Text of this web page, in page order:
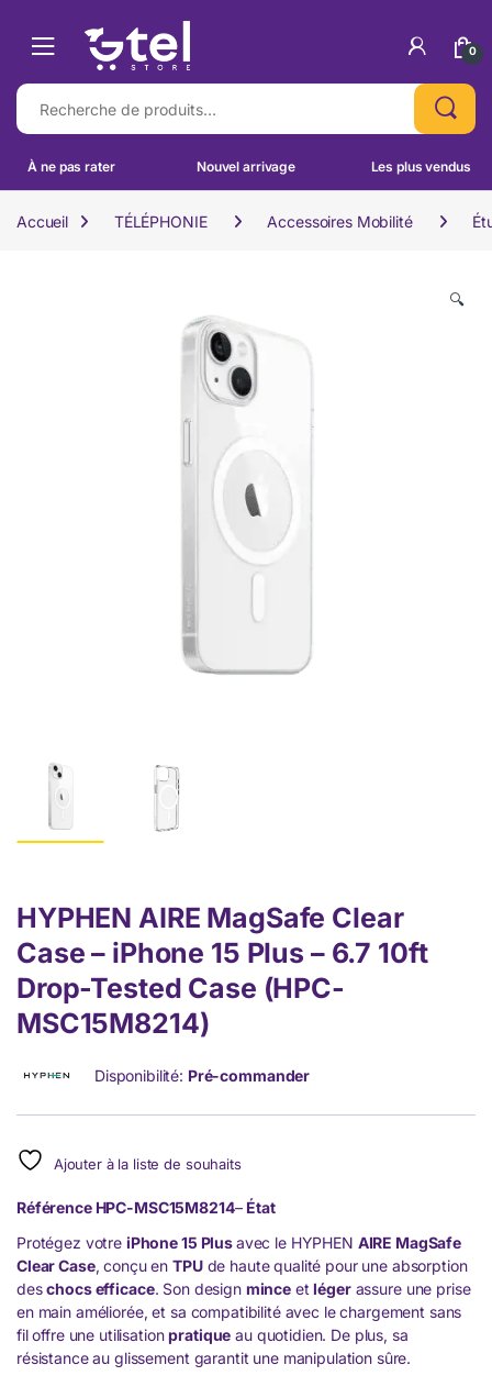
0
Recherche pour :
À ne pas rater Nouvel arrivage Les plus vendus
Accueil TÉLÉPHONIE Accessoires Mobilité
🔍
HYPHEN AIRE MagSafe Clear
Case – iPhone 15 Plus – 6.7 10ft
Drop-Tested Case (HPC-
MSC15M8214)
Disponibilité: Pré-commander
Ajouter à la liste de souhaits
RéférenceHPC-MSC15M8214– État
Protégez votre iPhone 15 Plusavec le HYPHEN AIRE MagSafe
Clear Case, conçu enTPUde haute qualité pour une absorption
deschocs efficace. Son design mince etlégerassure une prise
en main améliorée, et sa compatibilité avec le chargement sans
fil offre une utilisationpratique au quotidien. De plus, sa
résistance au glissement garantit une manipulation sûre.